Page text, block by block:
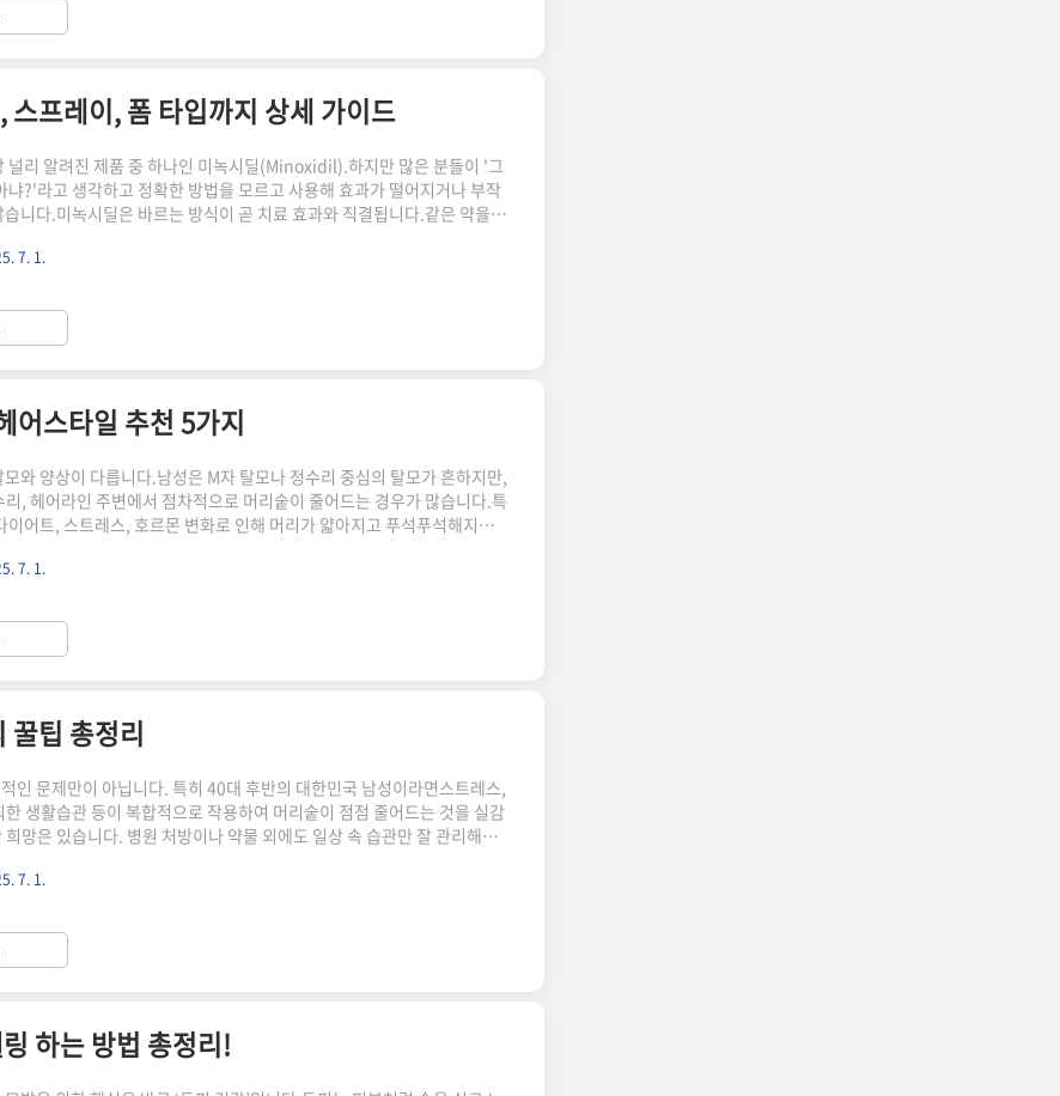
용량(1mg)을 꾸준히 복용하면모발이 가늘어지고 빠..
프레이, 폼 타입까지 상세 가이드
널리 알려진 제품 중 하나인 미녹시딜(Minoxidil).하지만 많은 분들이 '그
냐?'라고 생각하고 정확한 방법을 모르고 사용해 효과가 떨어지거나 부작
니다.미녹시딜은 바르는 방식이 곧 치료 효과와 직결됩니다.같은 약을
는 분부터 이미 사용 중이지만 불안하신 분들까지‘정확하고 안전한 미녹
적용되는 준비사항과 주의사항입니다.반드시 머리와 두피가 완전히 건
하세요.물기나 땀이 있으면 약물이 희석되거나 흡수가..
7. 1.
어스타일 추천 5가지
와 양상이 다릅니다.남성은 M자 탈모나 정수리 중심의 탈모가 흔하지만,
, 헤어라인 주변에서 점차적으로 머리숱이 줄어드는 경우가 많습니다.특
이어트, 스트레스, 호르몬 변화로 인해 머리가 얇아지고 푸석푸석해지는
락 양이 줄었더라도 스타일링만 잘하면 훨씬 풍성하고 건강한 인상을 연
!1. 레이어드 컷 + 뿌리 볼륨펌 – 가볍고 풍성한 느낌의 베스트 조합레이
을 넣어 전체적으로 볼륨감이 생기게 해줍니다.특히 모발이..
7. 1.
꿀팁 총정리
인 문제만이 아닙니다. 특히 40대 후반의 대한민국 남성이라면스트레스,
생활습관 등이 복합적으로 작용하여 머리숱이 점점 줄어드는 것을 실감
망은 있습니다. 병원 처방이나 약물 외에도 일상 속 습관만 잘 관리해도
수 있는 탈모 관리 꿀팁을 구체적으로 정리해드릴게요.1. 머리 감는 습
도 잘못된 습관으로 감게 되면 효과는 반감됩니다.손톱이 아닌 손끝 지문
지하듯 감으세요.두피는 피부 중에서도 매우 민감한 부위입니다...
7. 1.
하는 방법 총정리!